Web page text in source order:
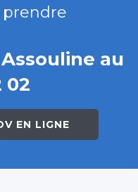
prendre
au
02
EN LIGNE